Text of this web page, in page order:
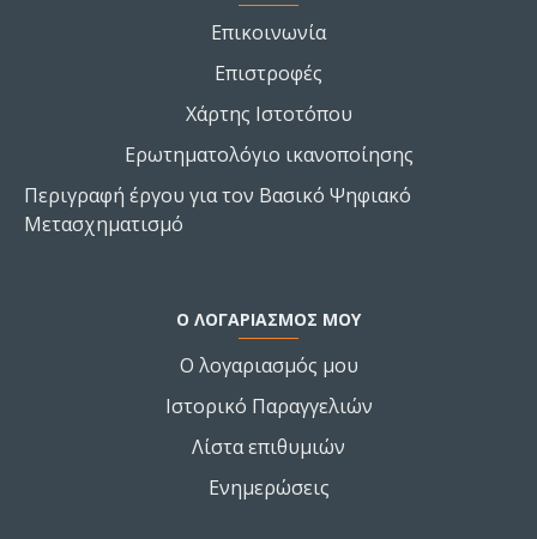
Επικοινωνία
Επιστροφές
Χάρτης Ιστοτόπου
Ερωτηματολόγιο ικανοποίησης
Περιγραφή έργου για τον Βασικό Ψηφιακό
Μετασχηματισμό
Ο ΛΟΓΑΡΙΑΣΜΌΣ ΜΟΥ
Ο λογαριασμός μου
Ιστορικό Παραγγελιών
Λίστα επιθυμιών
Ενημερώσεις